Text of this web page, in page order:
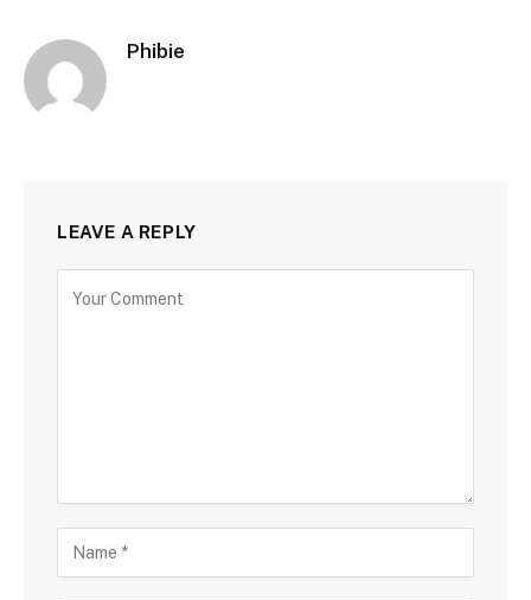
Phibie
LEAVE A REPLY